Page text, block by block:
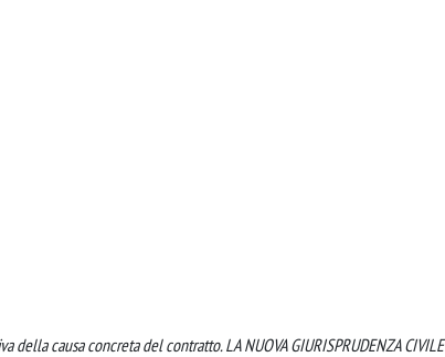
causa concreta del contratto. LA NUOVA GIURISPRUDENZA CIVILE